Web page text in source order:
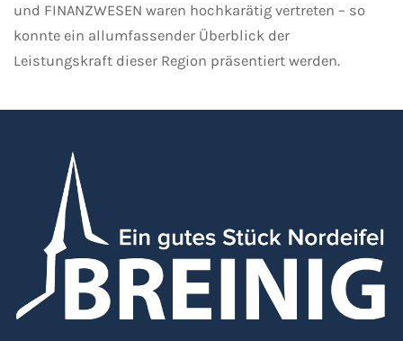
und FINANZWESEN waren hochkarätig vertreten – so
konnte ein allumfassender Überblick der
Leistungskraft dieser Region präsentiert werden.